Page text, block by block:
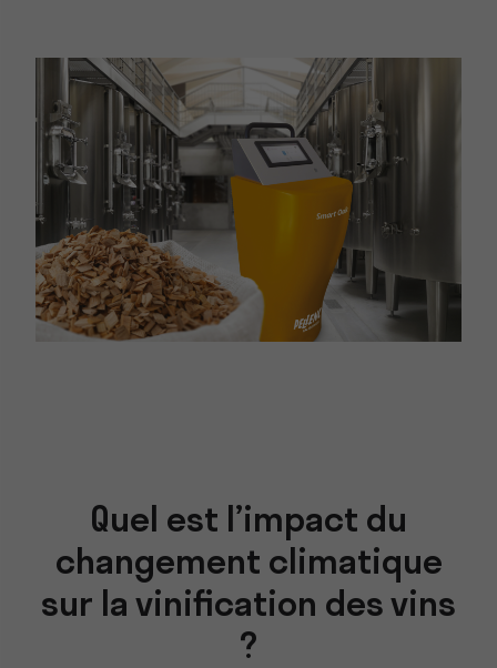
Quel est l’impact du
changement climatique
sur la vinification des vins
?